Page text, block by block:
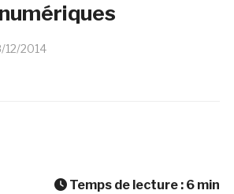
12/2014
Temps de lecture : 6 min